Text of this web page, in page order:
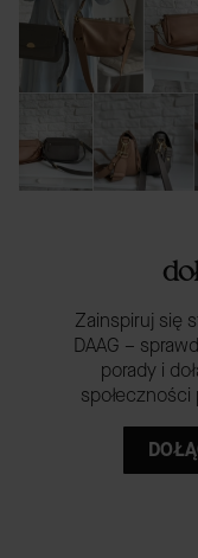
Zainspiruj się
DAAG –
porady i